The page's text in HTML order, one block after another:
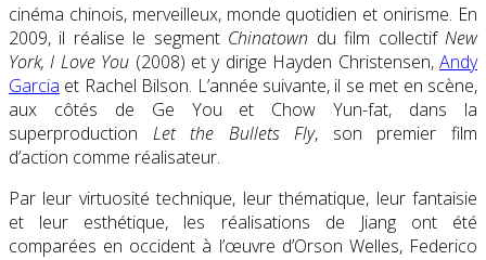
cinéma chinois, merveilleux, monde quotidien et onirisme. En
2009, il réalise le segment Chinatown du film collectifNew
York, I Love You (2008) et y dirige Hayden Christensen,Andy
Garcia et Rachel Bilson. L’année suivante, il se met en scène,
aux côtés de Ge You et Chow Yun-fat, dans la
superproduction Let the Bullets Fly, son premier film
d’action comme réalisateur.
Par leur virtuosité technique, leur thématique, leur fantaisie
et leur esthétique, les réalisations de Jiang ont été
comparées en occident à l’œuvre d’Orson Welles, Federico